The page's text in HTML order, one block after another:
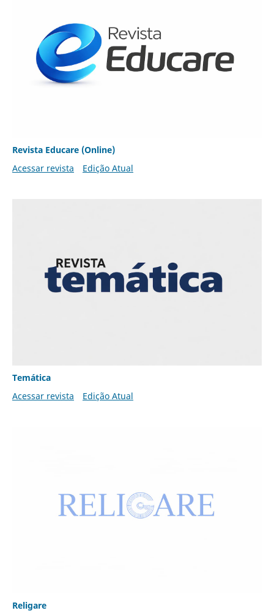
Revista Educare (Online)
Acessar revista
Edição Atual
Temática
Acessar revista
Edição Atual
Religare